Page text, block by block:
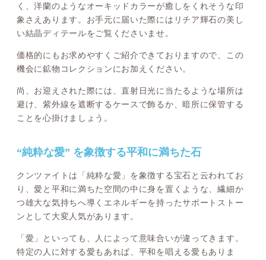
く、洋蘭のようなオーキッドカラーが癒しをくれそうな印
象さえあります。お手元に届いた際にはリチア輝石の美し
い結晶ディテールをご覧くださいませ。
価格的にもお求めやすくご紹介できておりますので、この
機会に鉱物コレクションにお加えください。
尚、お迎えされた際には、直射日光に当たるような場所は
避け、紫外線を遮断するケースで飾るか、暗所に保管する
ことを心掛けましょう。
“純粋な愛” を象徴する平和に満ちた石
クンツァイトは「純粋な愛」を象徴する宝石と云われてお
り、愛と平和に満ちた空間の中に身を置くような、繊細か
つ雄大な気持ちへ導くエネルギーを持ったサポートストー
ンとして大変人気があります。
「愛」といっても、人によって意味合いが違ってきます。
特定の人に対する愛もあれば、平和を唱える愛もありま